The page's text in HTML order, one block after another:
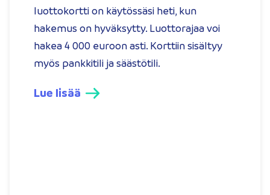
luottokortti on käytössäsi heti, kun
hakemus on hyväksytty. Luottorajaa voi
hakea 4 000 euroon asti. Korttiin sisältyy
myös pankkitili ja säästötili.
Lue lisää